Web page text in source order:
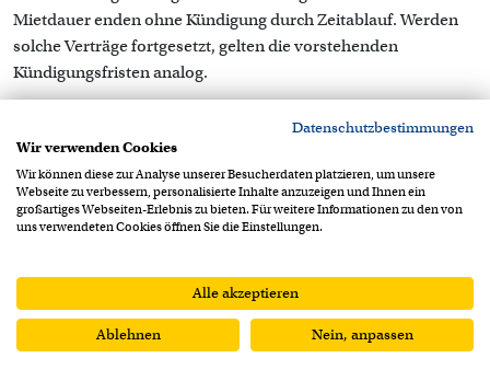
Mietdauer enden ohne Kündigung durch Zeitablauf. Werden
solche Verträge fortgesetzt, gelten die vorstehenden
Kündigungsfristen analog.
Sollte der Mietvertrag bzw. die bestätigten Dienstleistungen
ganz oder teilweise annulliert werden, so werden die
entstandenen Aufwendungen verrechnet sowie ein
Prozentsatz der bestätigten Auftragssumme fakturiert. Hierfür
50% der Auftragssumme, alle kurzfristigeren Absagen: 75% der
Auftragssumme. Falls es Condecta möglich ist, das reservierte
Material an den annullierten Terminen anderweitig
Datenschutzbestimmungen
Wir verwenden Cookies
Wir können diese zur Analyse unserer Besucherdaten platzieren, um unsere
Webseite zu verbessern, personalisierte Inhalte anzuzeigen und Ihnen ein
großartiges Webseiten-Erlebnis zu bieten. Für weitere Informationen zu den von
uns verwendeten Cookies öffnen Sie die Einstellungen.
Alle akzeptieren
Ablehnen Nein, anpassen